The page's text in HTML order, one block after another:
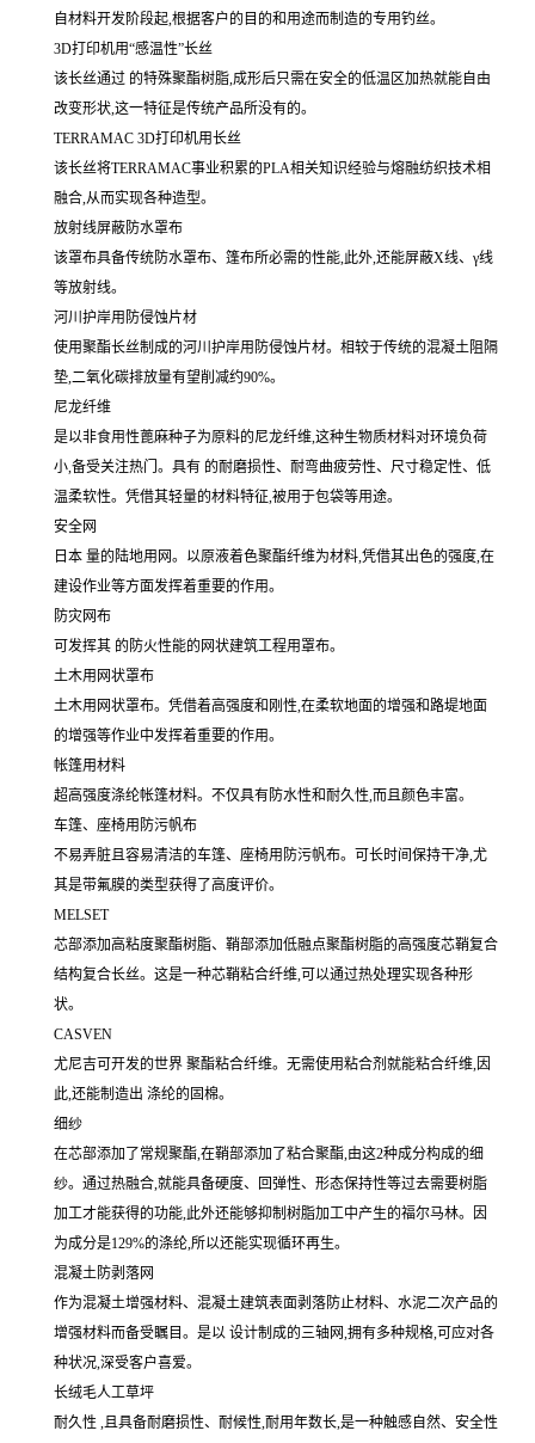
自材料开发阶段起,根据客户的目的和用途而制造的专用钓丝。
3D打印机用“感温性”长丝
该长丝通过 的特殊聚酯树脂,成形后只需在安全的低温区加热就能自由
改变形状,这一特征是传统产品所没有的。
TERRAMAC 3D打印机用长丝
该长丝将TERRAMAC事业积累的PLA相关知识经验与熔融纺织技术相
融合,从而实现各种造型。
放射线屏蔽防水罩布
该罩布具备传统防水罩布、篷布所必需的性能,此外,还能屏蔽X线、γ线
等放射线。
河川护岸用防侵蚀片材
使用聚酯长丝制成的河川护岸用防侵蚀片材。相较于传统的混凝土阻隔
垫,二氧化碳排放量有望削减约90%。
尼龙纤维
是以非食用性蓖麻种子为原料的尼龙纤维,这种生物质材料对环境负荷
小,备受关注热门。具有 的耐磨损性、耐弯曲疲劳性、尺寸稳定性、低
温柔软性。凭借其轻量的材料特征,被用于包袋等用途。
安全网
日本 量的陆地用网。以原液着色聚酯纤维为材料,凭借其出色的强度,在
建设作业等方面发挥着重要的作用。
防灾网布
可发挥其 的防火性能的网状建筑工程用罩布。
土木用网状罩布
土木用网状罩布。凭借着高强度和刚性,在柔软地面的增强和路堤地面
的增强等作业中发挥着重要的作用。
帐篷用材料
超高强度涤纶帐篷材料。不仅具有防水性和耐久性,而且颜色丰富。
车篷、座椅用防污帆布
不易弄脏且容易清洁的车篷、座椅用防污帆布。可长时间保持干净,尤
其是带氟膜的类型获得了高度评价。
MELSET
芯部添加高粘度聚酯树脂、鞘部添加低融点聚酯树脂的高强度芯鞘复合
结构复合长丝。这是一种芯鞘粘合纤维,可以通过热处理实现各种形
状。
CASVEN
尤尼吉可开发的世界 聚酯粘合纤维。无需使用粘合剂就能粘合纤维,因
此,还能制造出 涤纶的固棉。
细纱
在芯部添加了常规聚酯,在鞘部添加了粘合聚酯,由这2种成分构成的细
纱。通过热融合,就能具备硬度、回弹性、形态保持性等过去需要树脂
加工才能获得的功能,此外还能够抑制树脂加工中产生的福尔马林。因
为成分是129%的涤纶,所以还能实现循环再生。
混凝土防剥落网
作为混凝土增强材料、混凝土建筑表面剥落防止材料、水泥二次产品的
增强材料而备受瞩目。是以 设计制成的三轴网,拥有多种规格,可应对各
种状况,深受客户喜爱。
长绒毛人工草坪
耐久性 ,且具备耐磨损性、耐候性,耐用年数长,是一种触感自然、安全性